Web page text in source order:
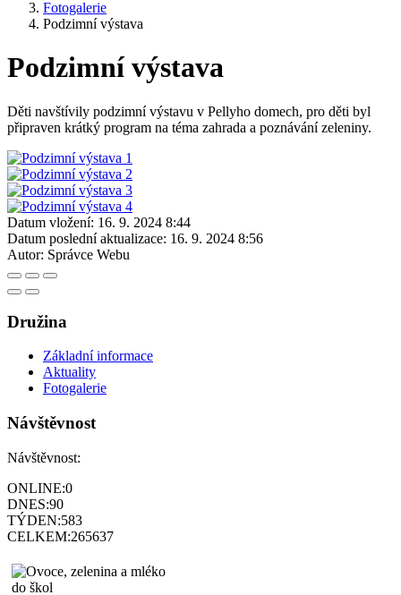
Fotogalerie
Podzimní výstava
Podzimní výstava
Děti navštívily podzimní výstavu v Pellyho domech, pro děti byl
připraven krátký program na téma zahrada a poznávání zeleniny.
Datum vložení: 16. 9. 2024 8:44
Datum poslední aktualizace: 16. 9. 2024 8:56
Autor: Správce Webu
Družina
Základní informace
Aktuality
Fotogalerie
Návštěvnost
Návštěvnost:
ONLINE:0
DNES:90
TÝDEN:583
CELKEM:265637